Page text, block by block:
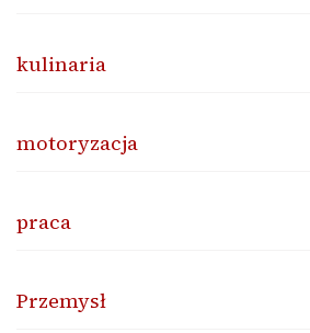
kulinaria
motoryzacja
praca
Przemysł